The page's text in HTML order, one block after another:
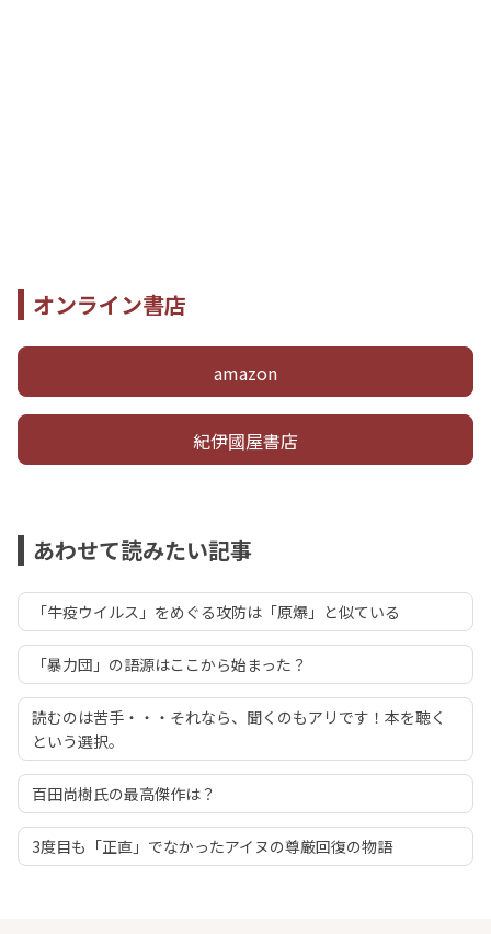
オンライン書店
amazon
紀伊國屋書店
あわせて読みたい記事
「牛疫ウイルス」をめぐる攻防は「原爆」と似ている
「暴力団」の語源はここから始まった？
読むのは苦手・・・それなら、聞くのもアリです！本を聴く
という選択。
百田尚樹氏の最高傑作は？
3度目も「正直」でなかったアイヌの尊厳回復の物語